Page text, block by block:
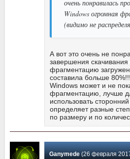
очень понравилась
Windows огромная
(видимо не
А вот это очень не
завершения
фрагментацию
составила больше
Windows может и не
фрагментацию, лучше
использовать
определяет разные
по размеру и по
Ganymede(26 февраля 2017 15:00)